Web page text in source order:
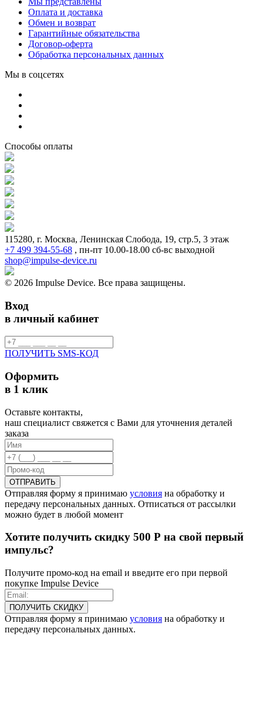
Оплата и доставка
Обмен и возврат
Гарантийные обязательства
Договор-оферта
Обработка персональных данных
Мы в соцсетях
Способы оплаты
115280, г. Москва, Ленинская Слобода, 19, стр.5, 3 этаж
+7 499 394-55-68 , пн-пт 10.00-18.00 сб-вс выходной
shop@impulse-device.ru
© 2026 Impulse Device. Все права защищены.
Вход
в личный кабинет
ПОЛУЧИТЬ SMS-КОД
Оформить
в 1 клик
Оставьте контакты,
наш специалист свяжется с Вами для уточнения деталей
заказа
ОТПРАВИТЬ
Отправляя форму я принимаю условия на обработку и
передачу персональных данных. Отписаться от рассылки
можно будет в любой момент
Хотите получить скидку 500 Р на свой первый
импульс?
Получите промо-код на email и введите его при первой
покупке Impulse Device
ПОЛУЧИТЬ СКИДКУ
Отправляя форму я принимаю условия на обработку и
передачу персональных данных.